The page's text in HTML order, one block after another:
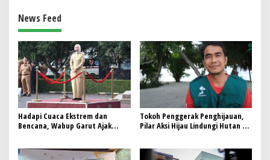
News Feed
Hadapi Cuaca Ekstrem dan
Bencana, Wabup Garut Ajak
Tokoh Penggerak Penghijauan,
Pilar Aksi Hijau Lindungi Hutan di